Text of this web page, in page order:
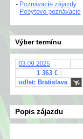
- Poznávacie zájazdy
- Pobytovo-poznávacie
Výber termínu
03.09.2026
1 363 €
odlet: Bratislava
Popis zájazdu